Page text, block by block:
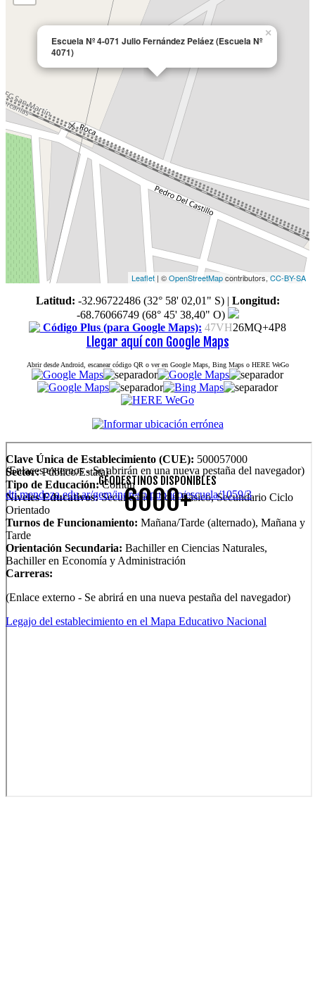
Escuela Nº 4-071 Julio Fernández Peláez (Escuela Nº
4071)
×
Leaflet | ©OpenStreetMapcontributors, CC-BY-SA
Latitud: -32.96722486 (32° 58' 02,01" S)| Longitud:
-68.76066749 (68° 45' 38,40" O)
Código Plus (para Google Maps): 47VH26MQ+4P8
Llegar aquí con Google Maps
Abrir desde Android, escanear código QR o ver en Google Maps, Bing Maps o HERE WeGo
Clave Única de Establecimiento (CUE): 500057000
Sector:Público/Estatal
Tipo de Educación:Común
Niveles Educativos:Secundario Ciclo Básico, Secundario Ciclo
Orientado
Turnos de Funcionamiento: Mañana/Tarde (alternado), Mañana y
Tarde
Orientación Secundaria: Bachiller en Ciencias Naturales,
Bachiller en Economía y Administración
Carreras:
(Enlace externo - Se abrirá en una nueva pestaña del navegador)
Legajo del establecimiento en el Mapa Educativo Nacional
(Enlaces externos - Se abrirán en una nueva pestaña del navegador)
dti.mendoza.edu.ar/gem/ingreso/publico/escuela/1059/3
GEODESTINOS DISPONIBLES
6000+